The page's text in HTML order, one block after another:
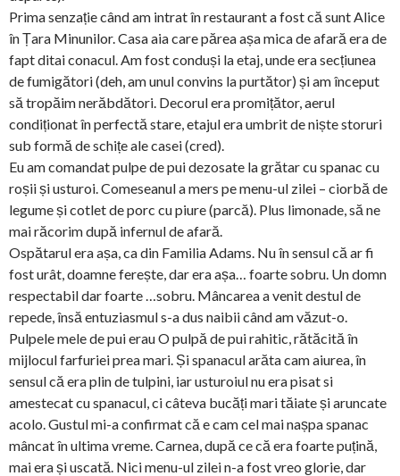
Prima senzație când am intrat în restaurant a fost că sunt Alice
în Țara Minunilor. Casa aia care părea așa mica de afară era de
fapt ditai conacul. Am fost conduși la etaj, unde era secțiunea
de fumigători (deh, am unul convins la purtător) și am început
să tropăim nerăbdători. Decorul era promițător, aerul
condiționat în perfectă stare, etajul era umbrit de niște storuri
sub formă de schițe ale casei (cred).
Eu am comandat pulpe de pui dezosate la grătar cu spanac cu
roșii și usturoi. Comeseanul a mers pe menu-ul zilei – ciorbă de
legume și cotlet de porc cu piure (parcă). Plus limonade, să ne
mai răcorim după infernul de afară.
Ospătarul era așa, ca din Familia Adams. Nu în sensul că ar fi
fost urât, doamne ferește, dar era așa… foarte sobru. Un domn
respectabil dar foarte …sobru. Mâncarea a venit destul de
repede, însă entuziasmul s-a dus naibii când am văzut-o.
Pulpele mele de pui erau O pulpă de pui rahitic, rătăcită în
mijlocul farfuriei prea mari. Și spanacul arăta cam aiurea, în
sensul că era plin de tulpini, iar usturoiul nu era pisat si
amestecat cu spanacul, ci câteva bucăți mari tăiate și aruncate
acolo. Gustul mi-a confirmat că e cam cel mai nașpa spanac
mâncat în ultima vreme. Carnea, după ce că era foarte puțină,
mai era și uscată. Nici menu-ul zilei n-a fost vreo glorie, dar